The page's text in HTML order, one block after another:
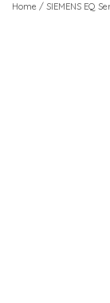
Home / SIEMENS EQ